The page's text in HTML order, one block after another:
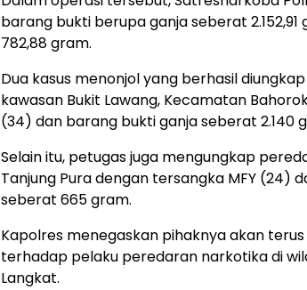
barang bukti berupa ganja seberat
782,88 gram.
Dua kasus menonjol yang berhasil
kawasan Bukit Lawang, Kecamatan
(34) dan barang bukti ganja seberat 2.140
Selain itu, petugas juga mengungkap
Tanjung Pura dengan tersangka MFY (24)
seberat 665 gram.
Kapolres menegaskan pihaknya akan
terhadap pelaku peredaran narkotika di
Langkat.